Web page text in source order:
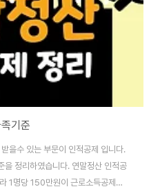
기준
을수 있는 부문이 인적공제 입니다.
을 정리하였습니다. 연말정산 인적공
1명당 150만원이 근로소득공제에